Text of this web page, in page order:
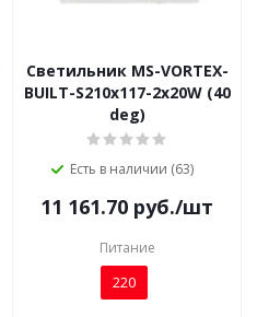
Светильник MS-VORTEX-
BUILT-S210x117-2x20W (40
deg)
Есть в наличии (63)
11 161.70 руб./шт
Питание
220